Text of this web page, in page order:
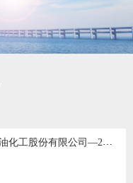
大连福佳大化石油化工股份有限公司—2月采购物资项目招标公告